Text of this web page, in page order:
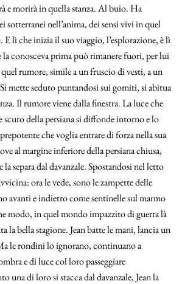
e morirà in quella stanza. Al buio. Ha
sotterranei nell’anima, dei sensi vivi in quel
E lì che inizia il suo viaggio, l’esplorazione, è lì
conosceva prima può rimanere fuori, per lui
rumore, simile a un fruscio di vesti, a un
mette seduto puntandosi sui gomiti, si abitua
Il rumore viene dalla finestra. La luce che
scuro della persiana si diffonde intorno e lo
che voglia entrare di forza nella sua
al margine inferiore della persiana chiusa,
separa dal davanzale. Spostandosi nel letto
ora le vede, sono le zampette delle
avanti e indietro come sentinelle sul marmo
modo, in quel mondo impazzito di guerra là
la bella stagione. Jean batte le mani, lancia un
le rondini lo ignorano, continuano a
e di luce col loro passeggiare
una di loro si stacca dal davanzale, Jean la